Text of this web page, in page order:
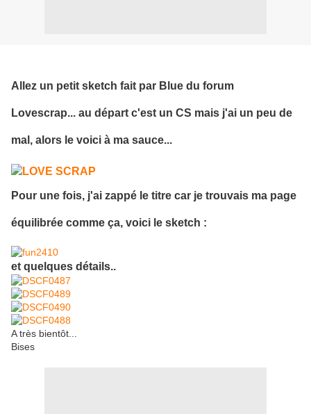
Allez un petit sketch fait par Blue du forum
Lovescrap... au départ c'est un CS mais j'ai un peu de
mal, alors le voici à ma sauce...
Pour une fois, j'ai zappé le titre car je trouvais ma page
équilibrée comme ça, voici le sketch :
et quelques détails..
A très bientôt...
Bises